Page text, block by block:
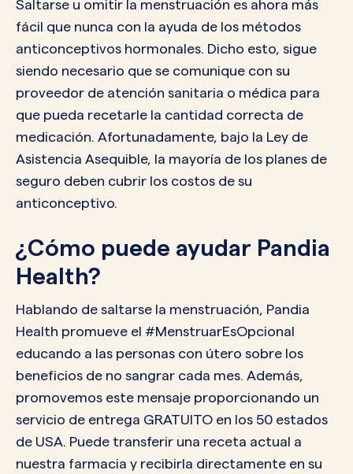
Saltarse u omitir la menstruación es ahora más
fácil que nunca con la ayuda de los métodos
anticonceptivos hormonales. Dicho esto, sigue
siendo necesario que se comunique con su
proveedor de atención sanitaria o médica para
que pueda recetarle la cantidad correcta de
medicación. Afortunadamente, bajo la Ley de
Asistencia Asequible, la mayoría de los planes de
seguro deben cubrir los costos de su
anticonceptivo.
¿Cómo puede ayudar Pandia
Health?
Hablando de saltarse la menstruación, Pandia
Health promueve el #MenstruarEsOpcional
educando a las personas con útero sobre los
beneficios de no sangrar cada mes. Además,
promovemos este mensaje proporcionando un
servicio de entrega GRATUITO en los 50 estados
de USA. Puede transferir una receta actual a
nuestra farmacia y recibirla directamente en su